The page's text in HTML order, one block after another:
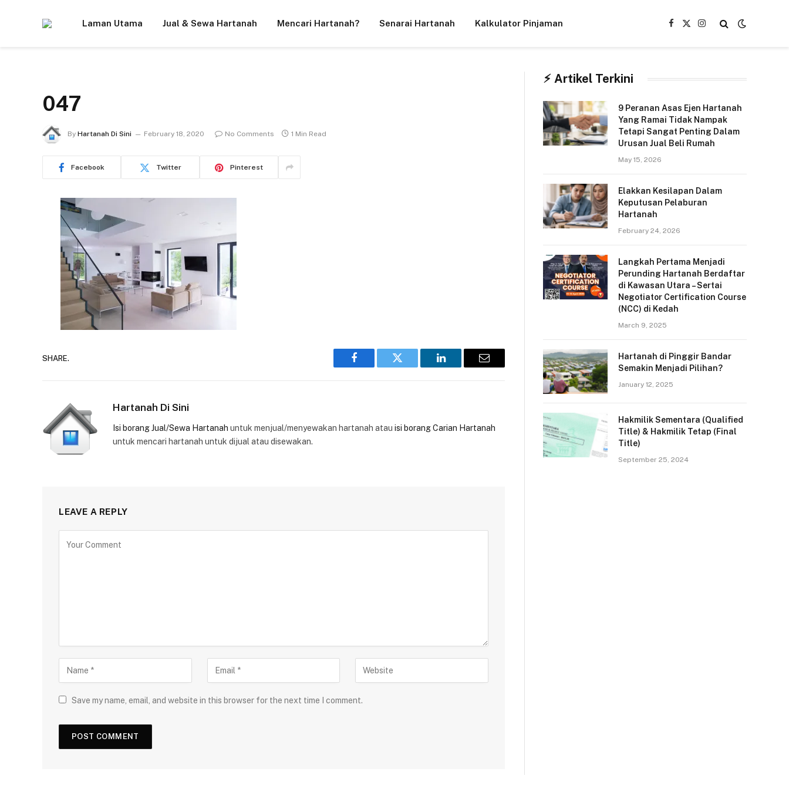
Laman Utama Jual & Sewa Hartanah Mencari Hartanah? Senarai Hartanah Kalkulator Pinjaman
Facebook
X
Instagram
047
By Hartanah Di Sini February 18, 2020 No Comments 1 Min Read
Facebook Twitter Pinterest
SHARE.
Facebook Twitter LinkedIn Email
Hartanah Di Sini
Isi borang Jual/Sewa Hartanah untuk menjual/menyewakan hartanah atau isi borang Carian Hartanah
untuk mencari hartanah untuk dijual atau disewakan.
LEAVE A REPLY
Save my name, email, and website in this browser for the next time I comment.
⚡︎ Artikel Terkini
9 Peranan Asas Ejen Hartanah
Yang Ramai Tidak Nampak
Tetapi Sangat Penting Dalam
Urusan Jual Beli Rumah
May 15, 2026
Elakkan Kesilapan Dalam
Keputusan Pelaburan
Hartanah
February 24, 2026
Langkah Pertama Menjadi
Perunding Hartanah Berdaftar
di Kawasan Utara – Sertai
Negotiator Certification Course
(NCC) di Kedah
March 9, 2025
Hartanah di Pinggir Bandar
Semakin Menjadi Pilihan?
January 12, 2025
Hakmilik Sementara (Qualified
Title) & Hakmilik Tetap (Final
Title)
September 25, 2024